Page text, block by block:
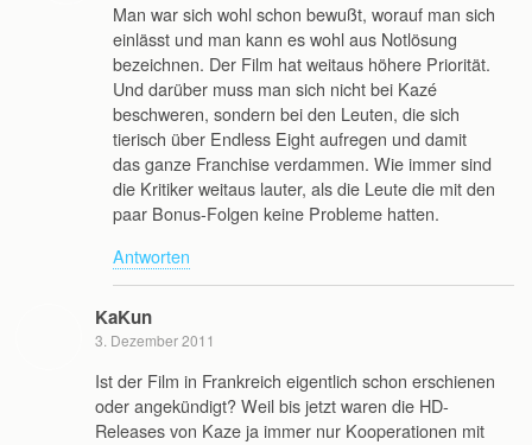
Man war sich wohl schon bewußt, worauf man sich
einlässt und man kann es wohl aus Notlösung
bezeichnen. Der Film hat weitaus höhere Priorität.
Und darüber muss man sich nicht bei Kazé
beschweren, sondern bei den Leuten, die sich
tierisch über Endless Eight aufregen und damit
das ganze Franchise verdammen. Wie immer sind
die Kritiker weitaus lauter, als die Leute die mit den
paar Bonus-Folgen keine Probleme hatten.
Antworten
KaKun
3. Dezember 2011
Ist der Film in Frankreich eigentlich schon erschienen
oder angekündigt? Weil bis jetzt waren die HD-
Releases von Kaze ja immer nur Kooperationen mit